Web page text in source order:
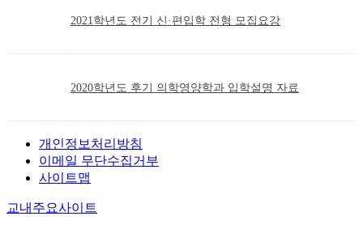
2021학년도 전기 신·편입학 전형 모집요강
2020학년도 후기 의학영양학과 입학설명 자료
개인정보처리방침
이메일 무단수집거부
사이트맵
교내주요사이트